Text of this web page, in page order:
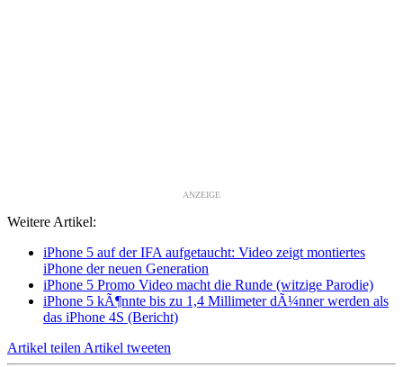
ANZEIGE
Weitere Artikel:
iPhone 5 auf der IFA aufgetaucht: Video zeigt montiertes
iPhone der neuen Generation
iPhone 5 Promo Video macht die Runde (witzige Parodie)
iPhone 5 kÃ¶nnte bis zu 1,4 Millimeter dÃ¼nner werden als
das iPhone 4S (Bericht)
Artikel teilen Artikel tweeten